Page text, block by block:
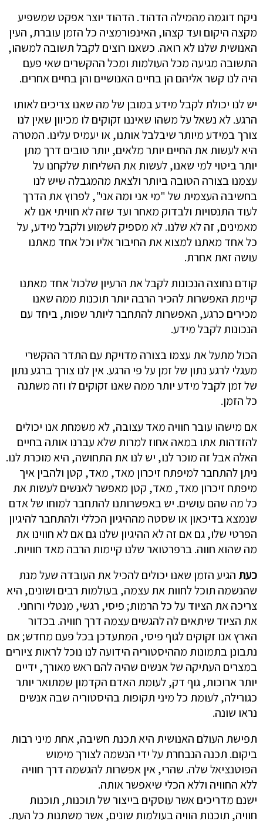
ניקח דוגמה מהמילה הדהוד. הדהוד יוצר אפקט שמשפיע
מקצה היקום ועד קצהו, האינפורמציה כל הזמן עוברת, העין
האנושית שלנו לא רואה. כשאנו רוצים לקבל תשובה למשהו,
התשובה מגיעה מכל העולמות ומכל ההקשרים שאי פעם
היה לנו קשר אליהם הן בחיים האנושיים והן בחיים אחרים.
יש לנו יכולת לקבל מידע במובן של מה שאנו צריכים לאותו
הרגע. לא נשאל על משהו שאיננו זקוקים לו מכיוון שאין לנו
צורך במידע מיותר שיבלבל אותנו, או יעמיס עלינו. המטרה
היא לעשות את החיים יותר מלאים, יותר טובים דרך מתן
יותר ביטוי למי שאנו, לעשות את השליחות שלקחנו על
עצמנו בצורה הטובה ביותר ולצאת מהמגבלה שיש לנו
בחשיבה העצמית של "מי אני ומה אני", לפרוץ את הדרך
לעוד התנסויות ולבדוק מאחר ועד שזה לא חוויתי אנו לא
מאמינים, זה לא שלנו. לא מספיק לשמוע ולקבל מידע, על
כל אחד מאתנו למצוא את החיבור אליו וכל אחד מאתנו
עושה זאת אחרת.
קודם נחוצה הנכונות לקבל את הרעיון שלכול אחד מאתנו
קיימת האפשרות להכיר הרבה יותר תוכנות ממה שאנו
מכירים כרגע, האפשרות להתחבר ליותר שפות, ביחד עם
הנכונות לקבל מידע.
הכול מתעל את עצמו בצורה מדויקת עם התדר ההקשרי
מעגלי לרגע נתון של זמן על פי הרגע. אין לנו צורך ברגע נתון
של זמן לקבל מידע יותר ממה שאנו זקוקים לו וזה משתנה
כל הזמן.
אם מישהו עובר חוויה מאד עצובה, לא משמחת אנו יכולים
להזדהות אתו במאה אחוז למרות שלא עברנו אותה בחיים
האלה אבל זה מוכר לנו, יש לנו את התחושה, היא מוכרת לנו.
ניתן להתחבר למיפתח זיכרון מאד, מאד, קטן ולהבין איך
מיפתח זיכרון מאד, מאד, קטן מאפשר לאנשים לעשות את
כל מה שהם עושים. יש באפשרותנו להתחבר למוחו של אדם
שנמצא בדיכאון או שסטה מההיגיון הכללי ולהתחבר להיגיון
הפרטי שלו, גם אם זה לא ההיגיון שלנו גם אם לא חווינו את
מה שהוא חווה. ברפרטואר שלנו קיימות הרבה מאד חוויות.
כעת הגיע הזמן שאנו יכולים להכיל את העובדה שעל מנת
שהנשמה תוכל לחוות את עצמה, בעולמות רבים ושונים, היא
צריכה את הציוד על כל הרמות; פיסי, רגשי, מנטלי ורוחני.
את הציוד שיתאים לה להגשים עצמה דרך חוויה. בכדור
הארץ אנו זקוקים לגוף פיסי, המתעדכן בכל פעם מחדש; אם
נתבונן בתמונות מההיסטוריה הידועה לנו נוכל לראות ציורים
במצרים העתיקה של אנשים שהיה להם ראש מאורך, ידיים
יותר ארוכות, גוף דק, לעומת האדם הקדמון שמתואר יותר
כגורילה, לעומת כל מיני תקופות בהיסטוריה שבה אנשים
נראו שונה.
תפישת העולם האנושית היא תכנת חשיבה, אחת מיני רבות
ביקום. תכנה הנבחרת על ידי הנשמה לצורך מימוש
הפוטנציאל שלה. שהרי, אין אפשרות להגשמה דרך חוויה
ללא החוויה וללא הכלי שיאפשר אותה.
ישנם מדריכים אשר עוסקים בייצור של תוכנות, תוכנות
חוויה, תוכנות הוויה בעולמות שונים, אשר משתנות כל העת.